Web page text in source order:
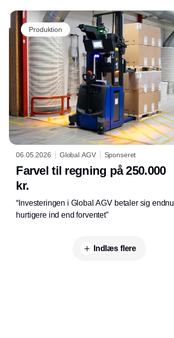
vigtig rute, som skal køres mindst fire gange i
timen. Samtidig er produktionens gange
blevet ryddet, hvilket optimerer sikkerheden.
Produktion
06.05.2026 Global AGV Sponseret
Farvel til regning på 250.000
kr.
“Investeringen i Global AGV betaler sig endnu
hurtigere ind end forventet”
Indlæs flere